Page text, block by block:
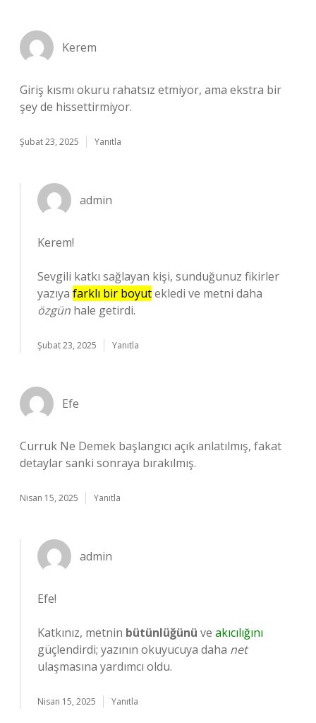
Kerem
Giriş kısmı okuru rahatsız etmiyor, ama ekstra bir
şey de hissettirmiyor.
Şubat 23, 2025 Yanıtla
admin
Kerem!
Sevgili katkı sağlayan kişi, sunduğunuz fikirler
yazıya farklı bir boyutekledi ve metni daha
özgün hale getirdi.
Şubat 23, 2025 Yanıtla
Efe
Curruk Ne Demek başlangıcı açık anlatılmış, fakat
detaylar sanki sonraya bırakılmış.
Nisan 15, 2025 Yanıtla
admin
Efe!
Katkınız, metnin bütünlüğünü ve akıcılığını
güçlendirdi; yazının okuyucuya daha net
ulaşmasına yardımcı oldu.
Nisan 15, 2025 Yanıtla